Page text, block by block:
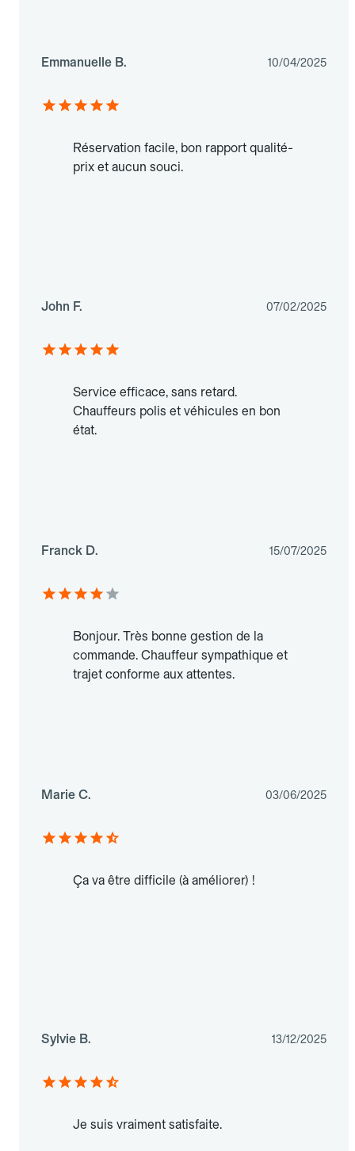
Emmanuelle B. 10/04/2025
Réservation facile, bon rapport qualité-
prix et aucun souci.
John F. 07/02/2025
Service efficace, sans retard.
Chauffeurs polis et véhicules en bon
état.
Franck D. 15/07/2025
Bonjour. Très bonne gestion de la
commande. Chauffeur sympathique et
trajet conforme aux attentes.
Marie C. 03/06/2025
Ça va être difficile (à améliorer) !
Sylvie B. 13/12/2025
Je suis vraiment satisfaite.